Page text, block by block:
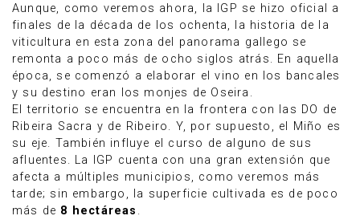
Aunque, como veremos ahora, la IGP se hizo oficial a
finales de la década de los ochenta, la historia de la
viticultura en esta zona del panorama gallego se
remonta a poco más de ocho siglos atrás. En aquella
época, se comenzó a elaborar el vino en los bancales
y su destino eran los monjes de Oseira.
El territorio se encuentra en la frontera con las DO de
Ribeira Sacra y de Ribeiro. Y, por supuesto, el Miño es
su eje. También influye el curso de alguno de sus
afluentes. La IGP cuenta con una gran extensión que
afecta a múltiples municipios, como veremos más
tarde; sin embargo, la superficie cultivada es de poco
más de 8 hectáreas .